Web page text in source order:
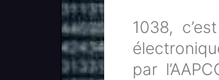
1038,
par